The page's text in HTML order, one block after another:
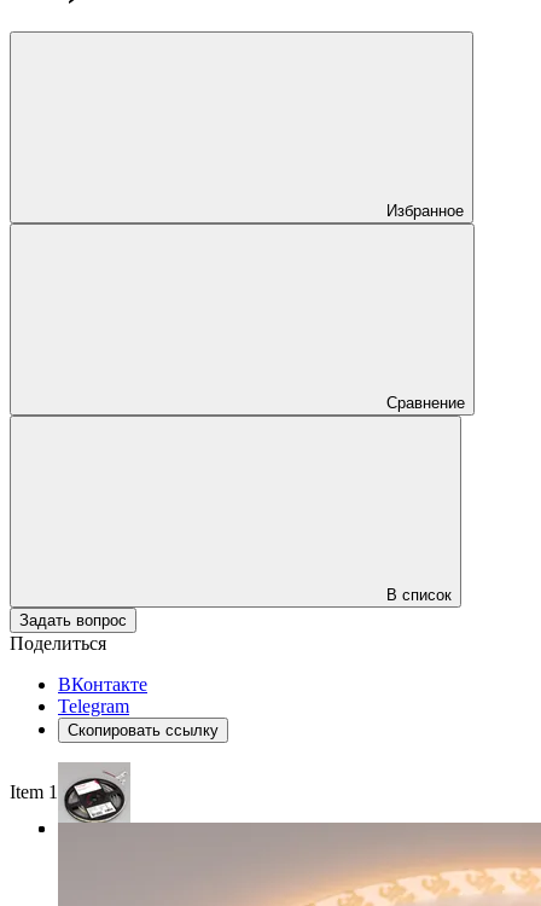
Избранное
Сравнение
В список
Задать вопрос
Поделиться
ВКонтакте
Telegram
Скопировать ссылку
Item 1 of 3